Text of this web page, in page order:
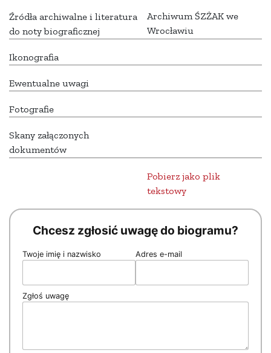
Źródła archiwalne i literatura
do noty biograficznej
Archiwum ŚZŻAK we
Wrocławiu
Ikonografia
Ewentualne uwagi
Fotografie
Skany załączonych
dokumentów
Pobierz jako plik
tekstowy
Chcesz zgłosić uwagę do biogramu?
Twoje imię i nazwisko Adres e-mail
Zgłoś uwagę